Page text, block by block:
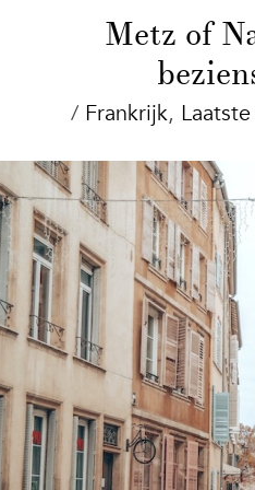
Metz of
/ Frankrijk,